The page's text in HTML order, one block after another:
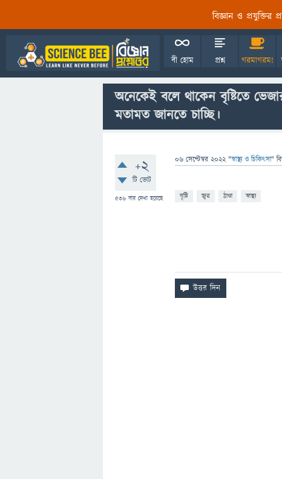
বিজ্ঞান ও প্রযুক্তির
বী হোম প্রশ্ন গরমাগরম!
অনেকেই বলে থাকেন বৃষ্টিতে
মতামত জানতে চাচ্ছি।
+2
টি ভোট
536 বার দেখা হয়েছে
06 সেপ্টেম্বর 2022 "স্বাস্থ্য ও চিকিৎসা"
বৃষ্টি জ্বর ঠাণ্ডা স্বাস্থ্য